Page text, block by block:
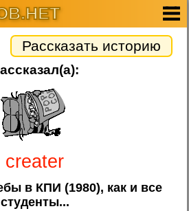
Рассказать историю
creater
в КПИ (1980), как и все
студенты...